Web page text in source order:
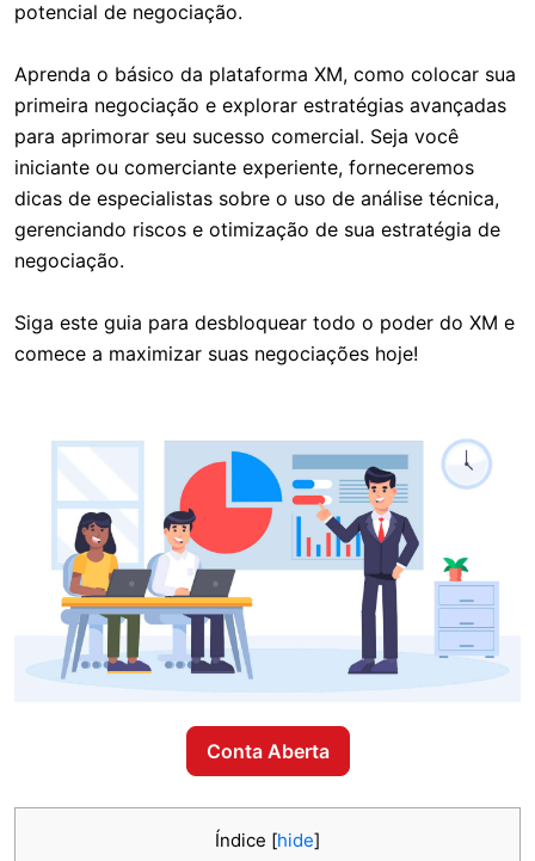
potencial de negociação.
Aprenda o básico da plataforma XM, como colocar sua
primeira negociação e explorar estratégias avançadas
para aprimorar seu sucesso comercial. Seja você
iniciante ou comerciante experiente, forneceremos
dicas de especialistas sobre o uso de análise técnica,
gerenciando riscos e otimização de sua estratégia de
negociação.
Siga este guia para desbloquear todo o poder do XM e
comece a maximizar suas negociações hoje!
Conta Aberta
Índice [hide]